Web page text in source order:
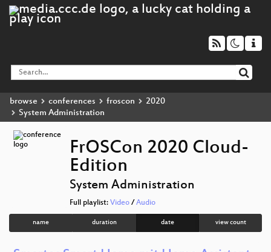
browse conferences froscon
2020
System Administration
FrOSCon 2020 Cloud-
Edition
System Administration
Full playlist: Video/ Audio
name duration date view count